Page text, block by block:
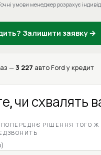
умови менеджер розрахує
Залишити заявку →
— 3 227 авто Ford у кредит
чи схвалять
РІШЕННЯ ТОГО Ж